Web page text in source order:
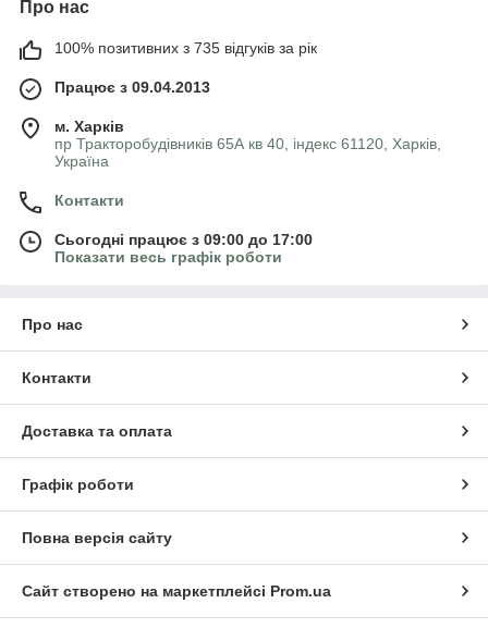
Про нас
100% позитивних з 735 відгуків за рік
Працює з 09.04.2013
м. Харків
пр Тракторобудівників 65А кв 40, індекс 61120, Харків,
Україна
Контакти
Сьогодні працює з 09:00 до 17:00
Показати весь графік роботи
Про нас
Контакти
Доставка та оплата
Графік роботи
Повна версія сайту
Сайт створено на маркетплейсі Prom.ua